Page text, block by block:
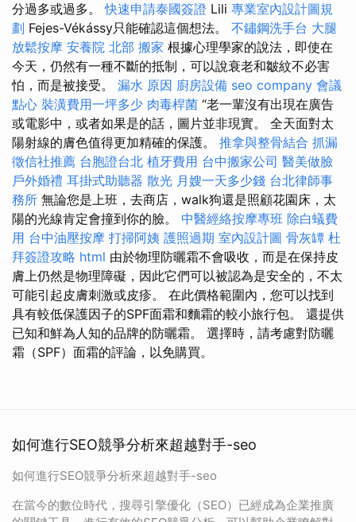
分過多或過多。快速申請泰國簽證 Lili 專業室內設計圖規
劃 Fejes-Vékássy只能確認這個想法。 不鏽鋼洗手台 大腿
放鬆按摩 安養院 北部 搬家 根據心理學家的說法，即使在
今天，仍然有一種不斷的抵制，可以說衰老和皺紋不必害
怕，而是被接受。 漏水 原因 廚房設備 seo company 會議
點心 裝潢費用一坪多少 肉毒桿菌 “老一輩沒有出現在廣告
或電影中，或者如果是的話，圖片並非現實。 全天面對太
陽射線的膚色值得更加精確的保護。 推拿與整骨結合 抓漏
徵信社推薦 台胞證台北 植牙費用 台中搬家公司 醫美做臉
戶外婚禮 耳掛式助聽器 散光 月嫂一天多少錢 台北律師事
務所 無論您是上班，去商店，walk狗還是照顧花園床，太
陽的光線肯定會撞到你的臉。 中醫經絡按摩專班 除白蟻費
用 台中油壓按摩 打掃阿姨 護照過期 室內設計圖 骨灰罈 杜
拜簽證攻略 html 由於物理防曬霜不會吸收，而是在保持皮
膚上仍然是物理障礙，因此它們可以被認為是安全的，不太
可能引起皮膚刺激或皮疹。 在此價格範圍內，您可以找到
具有較低保護因子的SPF面霜和麵霜的較小旅行包。 還提供
已知和鮮為人知的品牌的防曬霜。 選擇時，請考慮對防曬
霜（SPF）面霜的評論，以免購買。
如何進行SEO競爭分析來超越對手-seo
如何進行SEO競爭分析來超越對手-seo
在當今的數位時代，搜尋引擎優化（SEO）已經成為企業推廣